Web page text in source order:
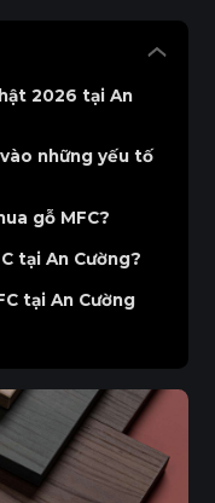
2026 tại An
chống ẩm
ẩm
những yếu tố
gỗ MFC?
tại An Cường?
tại An Cường